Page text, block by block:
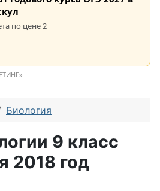
по цене 2
Биология
9 класс
2018 год